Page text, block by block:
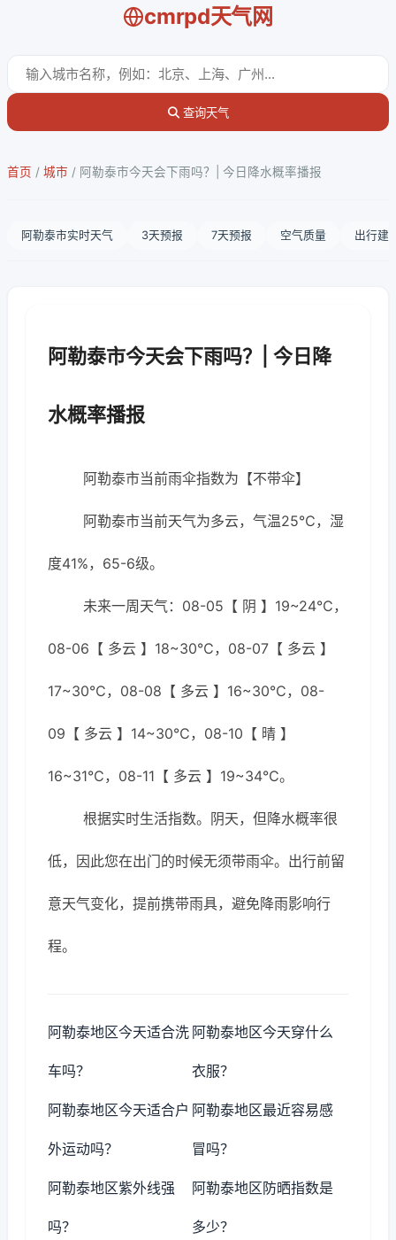
cmrpd天气网
查询天气
首页 / 城市 / 阿勒泰市今天会下雨吗？| 今日降水概率播报
阿勒泰市实时天气 3天预报 7天预报 空气质量 出行建
阿勒泰市今天会下雨吗？| 今日降
水概率播报
阿勒泰市当前雨伞指数为【不带伞】
阿勒泰市当前天气为多云，气温25℃，湿
度41%，65-6级。
未来一周天气：08-05【 阴 】19~24℃，
08-06【 多云 】18~30℃，08-07【 多云 】
17~30℃，08-08【 多云 】16~30℃，08-
09【 多云 】14~30℃，08-10【 晴 】
16~31℃，08-11【 多云 】19~34℃。
根据实时生活指数。阴天，但降水概率很
低，因此您在出门的时候无须带雨伞。出行前留
意天气变化，提前携带雨具，避免降雨影响行
程。
阿勒泰地区今天适合洗
车吗？
阿勒泰地区今天穿什么
衣服？
阿勒泰地区今天适合户
外运动吗？
阿勒泰地区最近容易感
冒吗？
阿勒泰地区紫外线强
吗？
阿勒泰地区防晒指数是
多少？